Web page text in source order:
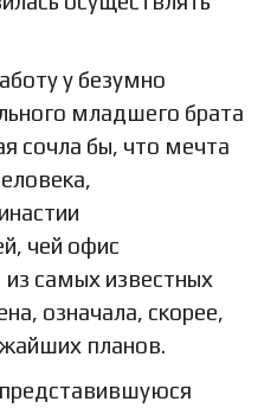
у безумно
младшего брата
сочла бы, что мечта
чей офис
самых известных
означала, скорее,
планов.